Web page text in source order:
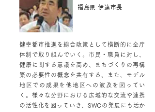
福島県 伊達市長
健幸都市推進を総合政策として横断的に全庁
体制で取り組んでいく。市民・職員に対し、
健康に関する意識を高め、まちづくりの再構
築の必要性の概念を共有する。また、モデル
地区での成果を他地区への波及を図ってい
く。様々な分野における広域的な交流や連携
の活性化を図っていき、SWCの発展にも活か